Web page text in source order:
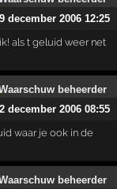
9 december 2006 12:25
als t geluid weer net
december 2006 08:55
waar je ook in de